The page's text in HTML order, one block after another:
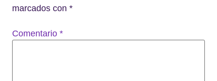
marcados con *
Comentario *